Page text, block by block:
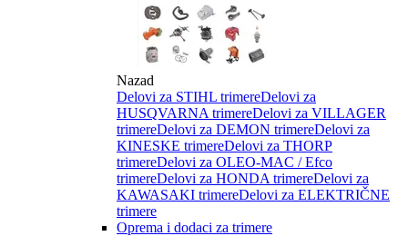
Nazad
Delovi za STIHL trimereDelovi za
HUSQVARNA trimereDelovi za VILLAGER
trimereDelovi za DEMON trimereDelovi za
KINESKE trimereDelovi za THORP
trimereDelovi za OLEO-MAC / Efco
trimereDelovi za HONDA trimereDelovi za
KAWASAKI trimereDelovi za ELEKTRIČNE
trimere
Oprema i dodaci za trimere